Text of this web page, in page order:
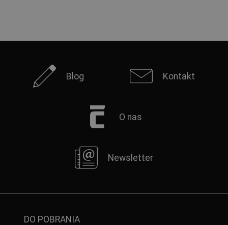
Blog Kontakt
O nas
Newsletter
DO POBRANIA